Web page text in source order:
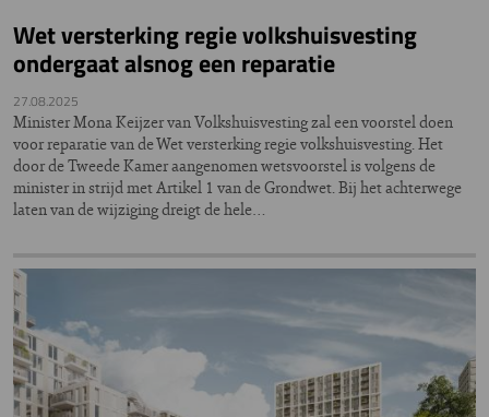
Wet versterking regie volkshuisvesting
ondergaat alsnog een reparatie
27.08.2025
Minister Mona Keijzer van Volkshuisvesting zal een voorstel doen
voor reparatie van de Wet versterking regie volkshuisvesting. Het
door de Tweede Kamer aangenomen wetsvoorstel is volgens de
minister in strijd met Artikel 1 van de Grondwet. Bij het achterwege
laten van de wijziging dreigt de hele…